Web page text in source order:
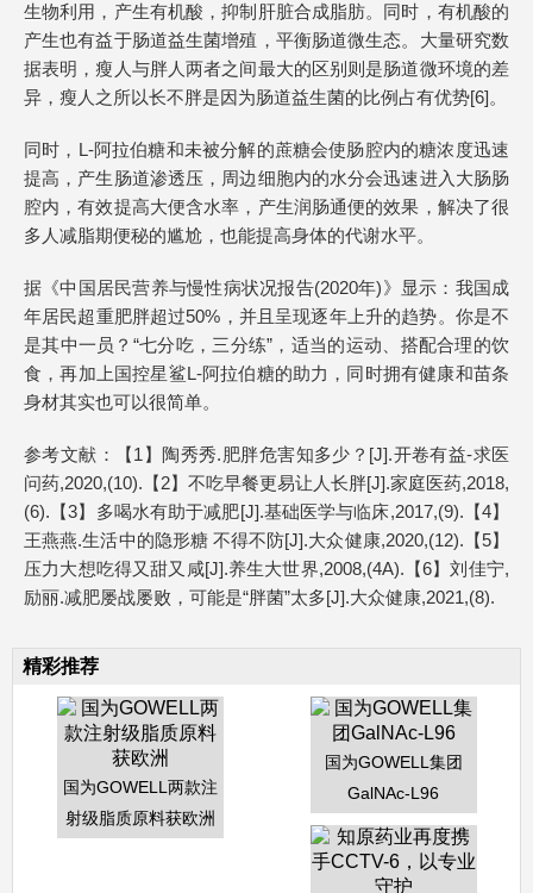
生物利用，产生有机酸，抑制肝脏合成脂肪。同时，有机酸的
产生也有益于肠道益生菌增殖，平衡肠道微生态。大量研究数
据表明，瘦人与胖人两者之间最大的区别则是肠道微环境的差
异，瘦人之所以长不胖是因为肠道益生菌的比例占有优势[6]。
同时，L-阿拉伯糖和未被分解的蔗糖会使肠腔内的糖浓度迅速
提高，产生肠道渗透压，周边细胞内的水分会迅速进入大肠肠
腔内，有效提高大便含水率，产生润肠通便的效果，解决了很
多人减脂期便秘的尴尬，也能提高身体的代谢水平。
据《中国居民营养与慢性病状况报告(2020年)》显示：我国成
年居民超重肥胖超过50%，并且呈现逐年上升的趋势。你是不
是其中一员？“七分吃，三分练”，适当的运动、搭配合理的饮
食，再加上国控星鲨L-阿拉伯糖的助力，同时拥有健康和苗条
身材其实也可以很简单。
参考文献：【1】陶秀秀.肥胖危害知多少？[J].开卷有益-求医
问药,2020,(10).【2】不吃早餐更易让人长胖[J].家庭医药,2018,
(6).【3】多喝水有助于减肥[J].基础医学与临床,2017,(9).【4】
王燕燕.生活中的隐形糖 不得不防[J].大众健康,2020,(12).【5】
压力大想吃得又甜又咸[J].养生大世界,2008,(4A).【6】刘佳宁,
励丽.减肥屡战屡败，可能是“胖菌”太多[J].大众健康,2021,(8).
精彩推荐
国为GOWELL两款注
射级脂质原料获欧洲
国为GOWELL集团
GalNAc-L96